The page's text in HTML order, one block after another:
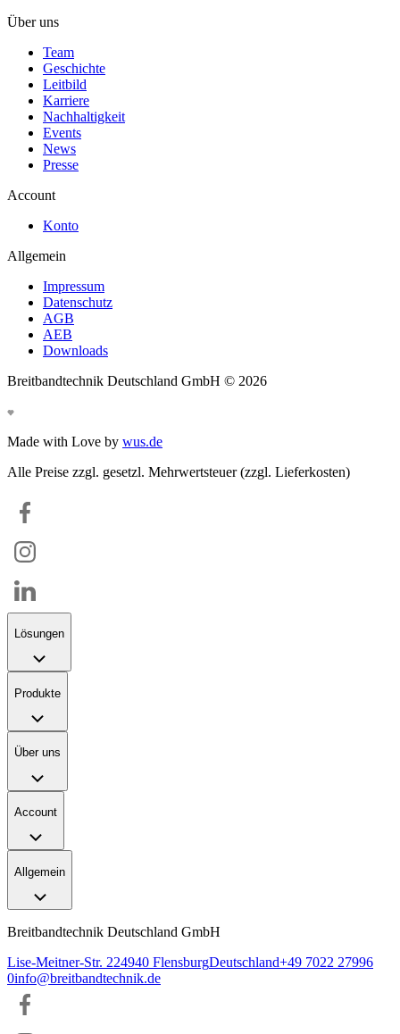
Über uns
Team
Geschichte
Leitbild
Karriere
Nachhaltigkeit
Events
News
Presse
Account
Konto
Allgemein
Impressum
Datenschutz
AGB
AEB
Downloads
Breitbandtechnik Deutschland GmbH © 2026
Made with Love by wus.de
Alle Preise zzgl. gesetzl. Mehrwertsteuer (zzgl. Lieferkosten)
Lösungen
Produkte
Über uns
Account
Allgemein
Breitbandtechnik Deutschland GmbH
Lise-Meitner-Str. 224940 FlensburgDeutschland+49 7022 27996
0info@breitbandtechnik.de